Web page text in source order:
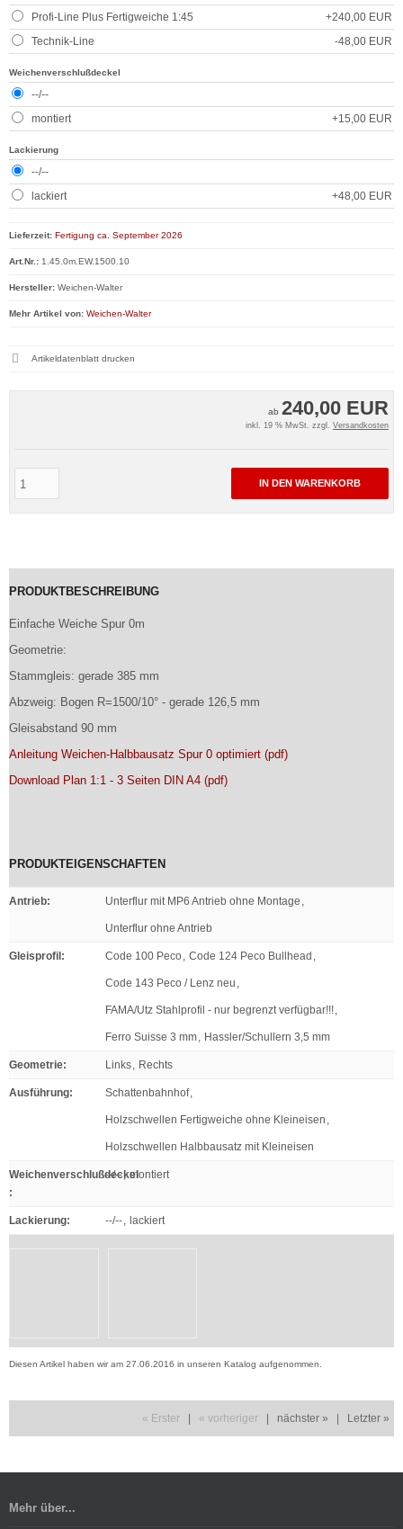
ab 240,00 EUR
inkl. 19 % MwSt. zzgl. Versandkosten
IN DEN WARENKORB
Lieferzeit: Fertigung ca. September 2026
Art.Nr.: 1.45.0m.EW.1500.10
Hersteller: Weichen-Walter
Mehr Artikel von: Weichen-Walter
Artikeldatenblatt drucken
Profi-Line Plus Fertigweiche 1:45
+240,00 EUR
Technik-Line
-48,00 EUR
Weichenverschlußdeckel
--/--
montiert
+15,00 EUR
Lackierung
--/--
lackiert
+48,00 EUR
PRODUKTBESCHREIBUNG
Einfache Weiche Spur 0m
Geometrie:
Stammgleis: gerade 385 mm
Abzweig: Bogen R=1500/10° - gerade 126,5 mm
Gleisabstand 90 mm
Anleitung Weichen-Halbbausatz Spur 0 optimiert (pdf)
Download Plan 1:1 - 3 Seiten DIN A4 (pdf)
PRODUKTEIGENSCHAFTEN
Antrieb: Unterflur mit MP6 Antrieb ohne Montage ,
Unterflur ohne Antrieb
Gleisprofil : Code 100 Peco, Code 124 Peco Bullhead ,
Code 143 Peco / Lenz neu ,
FAMA/Utz Stahlprofil - nur begrenzt verfügbar!!!,
Ferro Suisse 3 mm, Hassler/Schullern 3,5 mm
Geometrie: Links, Rechts
Ausführung: Schattenbahnhof,
Holzschwellen Fertigweiche ohne Kleineisen ,
Holzschwellen Halbbausatz mit Kleineisen
Weichenverschlußdeckel
:
--/-- , montiert
Lackierung: --/--, lackiert
Diesen Artikel haben wir am 27.06.2016 in unseren Katalog aufgenommen.
« Erster | « vorheriger | nächster » | Letzter »
Mehr über...